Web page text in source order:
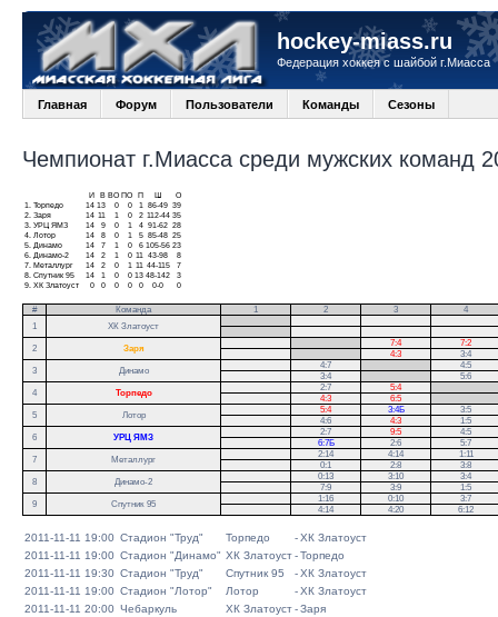
hockey-miass.ru
Федерация хоккея с шайбой г.Миасса
Главная Форум Пользователи Команды Сезоны
Чемпионат г.Миасса среди мужских команд
И В ВО ПО П
О
1.
Торпедо 14 13 0 0 1 86-49 39
2. Заря 14 11 1 0 2 112-44 35
3. УРЦ ЯМЗ 14 9 0 1 4 91-62 28
4. Лотор 14 8 0 1 5 85-48 25
5.
Динамо 14 7 1 0 6 105-56 23
6.
Динамо-2 14 2 1 0 11 43-98
8
7.
Металлург 14 2 0 1 11 44-115
7
8. Спутник 95 14 1 0 0 13 48-142
3
9. ХК Златоуст 0 0 0 0 0 0-0 0
# Команда 1 2 3
4
1
ХК Златоуст
2
Заря
7:4
7:2
4:3
3:4
3
Динамо
4:7
4:5
3:4
5:6
4
Торпедо
2:7 5:4
4:3
6:5
5
Лотор
5:4 3:4Б
3:5
4:6
4:3
1:5
6
УРЦ ЯМЗ
2:7 9:5
4:5
6:7Б
2:6
5:7
7
Металлург
2:14 4:14
1:11
0:1
2:8
3:8
8
Динамо-2
0:13 3:10
3:4
7:9
3:9
1:5
9
Спутник 95
1:16 0:10
3:7
4:14
4:20 6:12
2011-11-11 19:00 Стадион "Труд" Торпедо -ХК Златоуст
2011-11-11 19:00 Стадион "Динамо" ХК Златоуст-Торпедо
2011-11-11 19:30 Стадион "Труд" Спутник 95 -ХК Златоуст
2011-11-11 19:00 Стадион "Лотор" Лотор -ХК Златоуст
2011-11-11 20:00 Чебаркуль ХК Златоуст-Заря